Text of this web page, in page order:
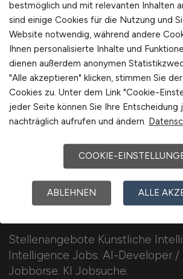
1
ARTIFICIAL-
Stellenangebote Künstliche
Intelligence Jobs. AI-Developer /
Jobbörse. KI Jobsuche.
bestmöglich und mit relevanten Inhalten
sind einige Cookies für die Nutzung und
Website notwendig, während andere
Ihnen personalisierte Inhalte und
dienen außerdem anonymen
"Alle akzeptieren" klicken, stimmen Sie
Cookies zu. Unter dem Link "Cookie-
jeder Seite können Sie Ihre Entscheidung
nachträglich aufrufen und ändern.
COOKIE-
ABLEHNEN ALLE